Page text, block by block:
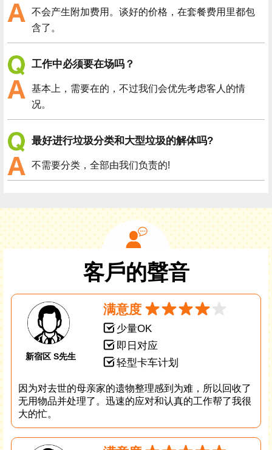
不会产生附加费用。谈好的价格，在套餐费用里都包
含了。
工作中必须要在场吗？
基本上，需要在的，不过我们会优先考虑客人的情
况。
最好进行垃圾分类和大型垃圾的解体吗?
不需要分类，全部由我们负责的!
客戶的聲音
新宿区 S先生
满意度
少量OK
即日对应
轻型卡车计划
因为对去世的母亲家的遗物整理感到为难，所以回收了
无用物品并处理了。迅速的应对和认真的工作帮了我很
大的忙。